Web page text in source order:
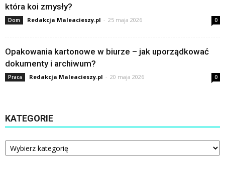
która koi zmysły?
Dom Redakcja Maleacieszy.pl - 25 maja 2026 0
Opakowania kartonowe w biurze – jak uporządkować
dokumenty i archiwum?
Praca Redakcja Maleacieszy.pl - 20 maja 2026 0
KATEGORIE
Kategorie